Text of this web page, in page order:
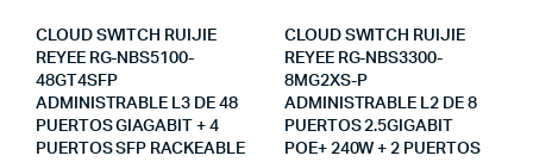
CLOUD SWITCH RUIJIE
REYEE RG-NBS5100-
48GT4SFP
ADMINISTRABLE L3 DE 48
PUERTOS GIAGABIT + 4
PUERTOS SFP RACKEABLE
CLOUD SWITCH RUIJIE
REYEE RG-NBS3300-
8MG2XS-P
ADMINISTRABLE L2 DE 8
PUERTOS 2.5GIGABIT
POE+ 240W + 2 PUERTOS